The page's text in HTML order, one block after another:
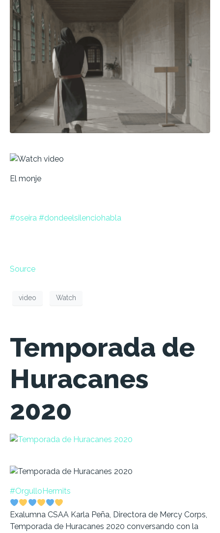
El monje
#oseira #dondeelsilenciohabla
Source
video Watch
Temporada de
Huracanes
2020
#OrgulloHermits
Exalumna CSAA Karla Peña, Directora de Mercy Corps,
Temporada de Huracanes 2020 conversando con la